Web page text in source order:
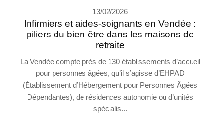
13/02/2026
Infirmiers et aides-soignants en Vendée :
piliers du bien-être dans les maisons de
retraite
La Vendée compte près de 130 établissements d’accueil
pour personnes âgées, qu’il s’agisse d’EHPAD
(Établissement d’Hébergement pour Personnes Âgées
Dépendantes), de résidences autonomie ou d’unités
spécialis...